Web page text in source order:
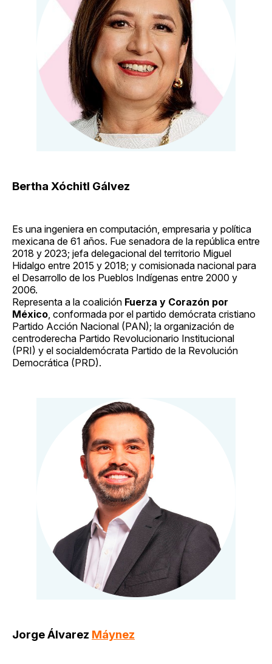
Bertha Xóchitl Gálvez
Es una ingeniera en computación, empresaria y política
mexicana de 61 años. Fue senadora de la república entre
2018 y 2023; jefa delegacional del territorio Miguel
Hidalgo entre 2015 y 2018; y comisionada nacional para
el Desarrollo de los Pueblos Indígenas entre 2000 y
2006.
Representa a la coalición Fuerza y Corazón por
México, conformada por el partido demócrata cristiano
Partido Acción Nacional (PAN); la organización de
centroderecha Partido Revolucionario Institucional
(PRI) y el socialdemócrata Partido de la Revolución
Democrática (PRD).
Jorge Álvarez Máynez